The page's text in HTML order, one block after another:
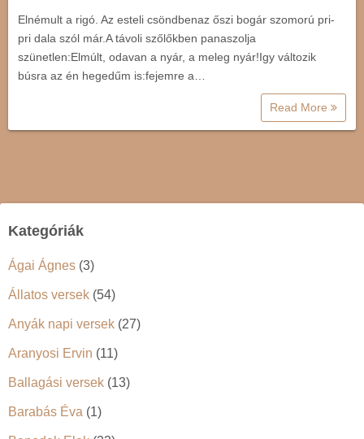
Elnémult a rigó. Az esteli csöndbenaz őszi bogár szomorú pri-
pri dala szól már.A távoli szőlőkben panaszolja
szünetlen:Elmúlt, odavan a nyár, a meleg nyár!Igy változik
búsra az én hegedűm is:fejemre a…
Read More
Kategóriák
Ágai Ágnes (3)
Állatos versek (54)
Anyák napi versek (27)
Aranyosi Ervin (11)
Ballagási versek (13)
Barabás Éva (1)